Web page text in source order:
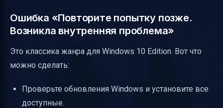
Ошибка «Повторите попытку позже.
Возникла внутренняя проблема»
Это классика жанра для Windows 10 Edition. Вот что
можно сделать:
Проверьте обновления Windows и установите все
доступные.